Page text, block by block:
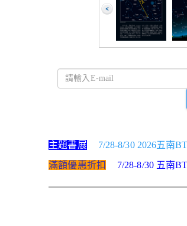
主題書展
7/28-8/30 2026五南
滿額優惠折扣
7/28-8/30 五南